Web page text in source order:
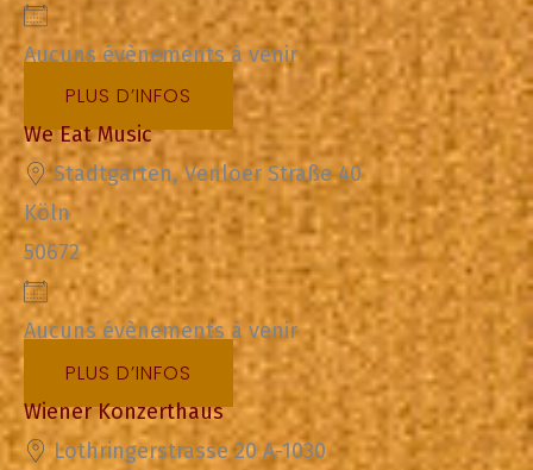
Aucuns évènements à venir
PLUS D’INFOS
We Eat Music
Stadtgarten, Venloer Straße 40
Köln
50672
Aucuns évènements à venir
PLUS D’INFOS
Wiener Konzerthaus
Lothringerstrasse 20 A-1030